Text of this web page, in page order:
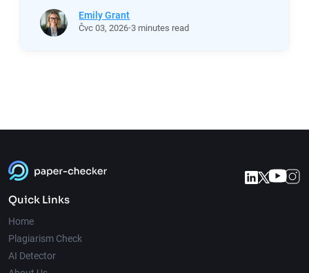
Emily Grant
Čvc 03,2026 3 minutes read
Quick Links
Home
Plagiarism Check
AI Detector